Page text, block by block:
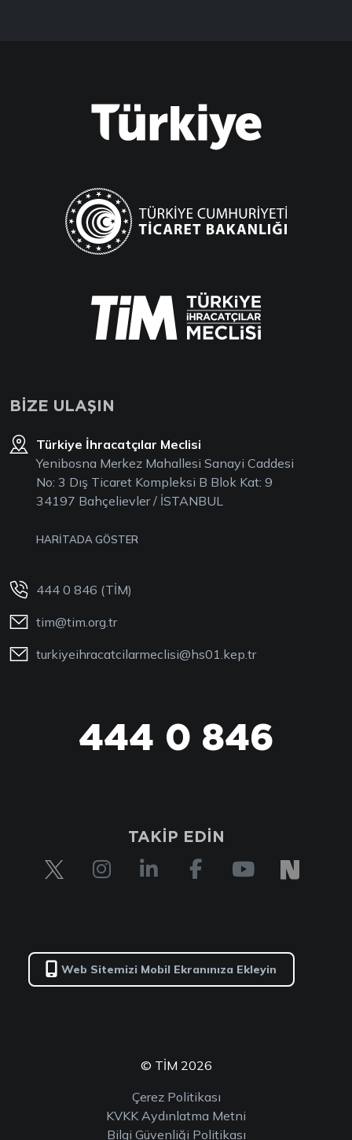
BİZE ULAŞIN
Türkiye İhracatçılar Meclisi
Yenibosna Merkez Mahallesi Sanayi Caddesi
No: 3 Dış Ticaret Kompleksi B Blok Kat: 9
34197 Bahçelievler / İSTANBUL
HARİTADA GÖSTER
444 0 846 (TİM)
tim@tim.org.tr
turkiyeihracatcilarmeclisi@hs01.kep.tr
444 0 846
444 0 TİM
TAKİP EDİN
Web Sitemizi Mobil Ekranınıza Ekleyin
© TİM 2026
Çerez Politikası
KVKK Aydınlatma Metni
Bilgi Güvenliği Politikası